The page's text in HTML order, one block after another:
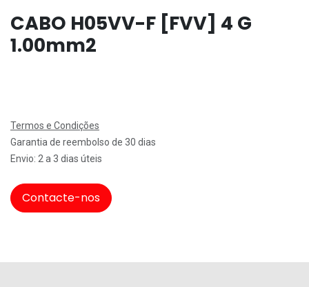
CABO H05VV-F [FVV] 4 G
1.00mm2
Termos e Condições
Garantia de reembolso de 30 dias
Envio: 2 a 3 dias úteis
Contacte-nos